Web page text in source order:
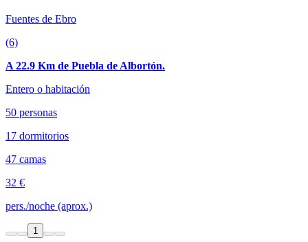
Fuentes de Ebro
(6)
A 22.9 Km de Puebla de Albortón.
Entero o habitación
50 personas
17 dormitorios
47 camas
32 €
pers./noche (aprox.)
1